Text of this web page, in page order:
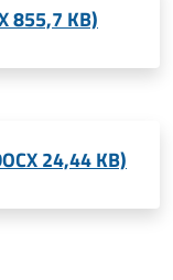
855,7 KB)
24,44 KB)